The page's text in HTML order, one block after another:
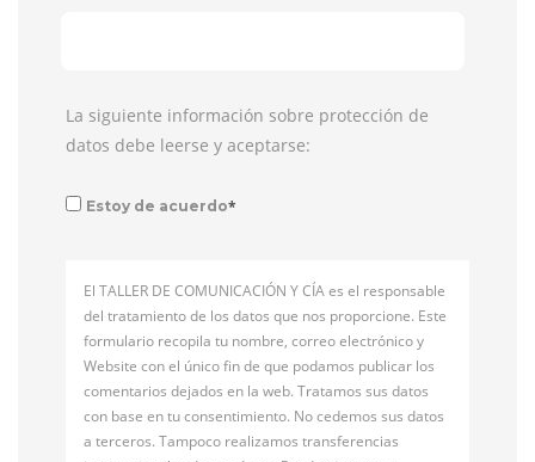
La siguiente información sobre protección de
datos debe leerse y aceptarse:
Estoy de acuerdo*
El TALLER DE COMUNICACIÓN Y CÍA es el responsable
del tratamiento de los datos que nos proporcione. Este
formulario recopila tu nombre, correo electrónico y
Website con el único fin de que podamos publicar los
comentarios dejados en la web. Tratamos sus datos
con base en tu consentimiento. No cedemos sus datos
a terceros. Tampoco realizamos transferencias